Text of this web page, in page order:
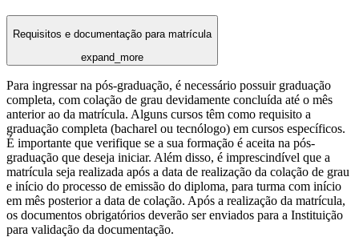
Requisitos e documentação para matrícula
expand_more
Para ingressar na pós-graduação, é necessário possuir graduação
completa, com colação de grau devidamente concluída até o mês
anterior ao da matrícula. Alguns cursos têm como requisito a
graduação completa (bacharel ou tecnólogo) em cursos específicos.
É importante que verifique se a sua formação é aceita na pós-
graduação que deseja iniciar. Além disso, é imprescindível que a
matrícula seja realizada após a data de realização da colação de grau
e início do processo de emissão do diploma, para turma com início
em mês posterior a data de colação. Após a realização da matrícula,
os documentos obrigatórios deverão ser enviados para a Instituição
para validação da documentação.